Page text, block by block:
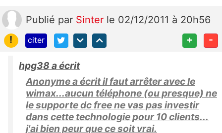
Publié par Sinter le 02/12/2011 à 20h56
!
citer + -
hpg38 a écrit
Anonyme a écrit il faut arrêter avec le
wimax...aucun téléphone (ou presque) ne
le supporte dc free ne vas pas investir
dans cette technologie pour 10 clients...
j'ai bien peur que ce soit vrai.